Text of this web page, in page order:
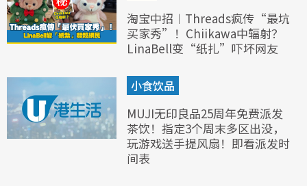
淘宝中招︱Threads疯传“最坑
买家秀”！Chiikawa中辐射？
LinaBell变“纸扎”吓坏网友
小食饮品
MUJI无印良品25周年免费派发
茶饮！指定3个周末多区出没，
玩游戏送手提风扇！即看派发时
间表